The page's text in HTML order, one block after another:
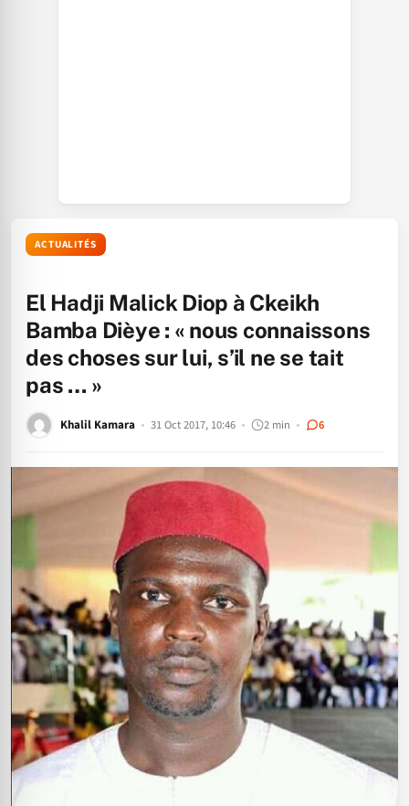
ACTUALITÉS
El Hadji Malick Diop à Ckeikh
Bamba Dièye : « nous connaissons
des choses sur lui, s’il ne se tait
pas … »
Khalil Kamara 31 Oct 2017, 10:46 2 min 6